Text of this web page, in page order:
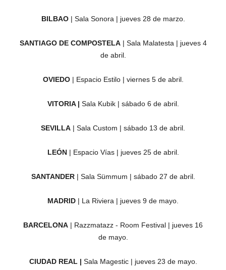
BILBAO| Sala Sonora | jueves 28 de marzo.
SANTIAGO DE COMPOSTELA| Sala Malatesta | jueves 4
de abril.
OVIEDO| Espacio Estilo | viernes 5 de abril.
VITORIA | Sala Kubik | sábado 6 de abril.
SEVILLA | Sala Custom | sábado 13 de abril.
LEÓN| Espacio Vías | jueves 25 de abril.
SANTANDER| Sala Sümmum | sábado 27 de abril.
MADRID | La Riviera | jueves 9 de mayo.
BARCELONA | Razzmatazz - Room Festival | jueves 16
de mayo.
CIUDAD REAL | Sala Magestic | jueves 23 de mayo.